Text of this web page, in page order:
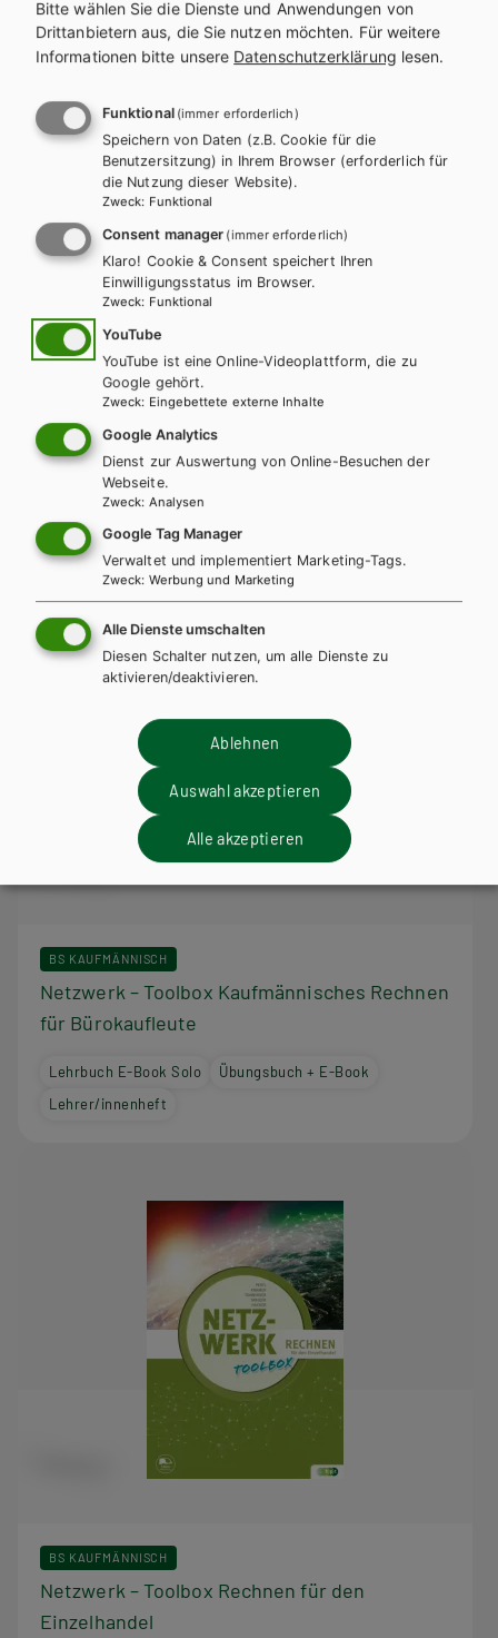
BS KAUFMÄNNISCH
Netzwerk – Toolbox Buchen 2 für
Bürokaufleute
Lehrbuch E-Book Solo
Übungsbuch + E-Book
Lehrer/innenheft
BS KAUFMÄNNISCH
Netzwerk – Toolbox Kaufmännisches Rechnen
für Bürokaufleute
Lehrbuch E-Book Solo
Übungsbuch + E-Book
Lehrer/innenheft
BS KAUFMÄNNISCH
Netzwerk – Toolbox Rechnen für den
Einzelhandel
Bitte wählen Sie die Dienste und Anwendungen von
Drittanbietern aus, die Sie nutzen möchten. Für weitere
Informationen bitte unsere Datenschutzerklärung lesen.
Funktional (immer erforderlich)
Speichern von Daten (z.B. Cookie für die
Benutzersitzung) in Ihrem Browser (erforderlich für
die Nutzung dieser Website).
Zweck: Funktional
Consent manager (immer erforderlich)
Klaro! Cookie & Consent speichert Ihren
Einwilligungsstatus im Browser.
Zweck: Funktional
YouTube
YouTube ist eine Online-Videoplattform, die zu
Google gehört.
Zweck: Eingebettete externe Inhalte
Google Analytics
Dienst zur Auswertung von Online-Besuchen der
Webseite.
Zweck: Analysen
Google Tag Manager
Verwaltet und implementiert Marketing-Tags.
Zweck: Werbung und Marketing
Alle Dienste umschalten
Diesen Schalter nutzen, um alle Dienste zu
aktivieren/deaktivieren.
Ablehnen
Auswahl akzeptieren
Alle akzeptieren